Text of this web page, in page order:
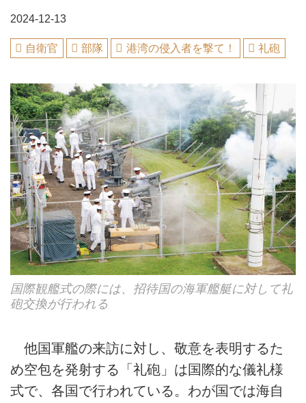
2024-12-13
自衛官 部隊 港湾の侵入者を撃て！ 礼砲
国際観艦式の際には、招待国の海軍艦艇に対して礼
砲交換が行われる
他国軍艦の来訪に対し、敬意を表明するた
め空包を発射する「礼砲」は国際的な儀礼様
式で、各国で行われている。わが国では海自